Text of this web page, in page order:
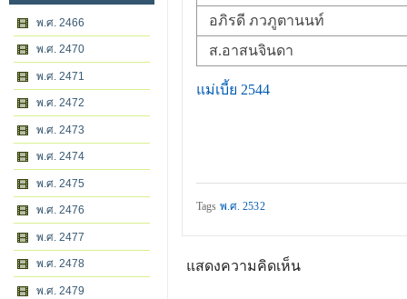
พ.ศ. 2466
พ.ศ. 2470
พ.ศ. 2471
พ.ศ. 2472
พ.ศ. 2473
พ.ศ. 2474
พ.ศ. 2475
พ.ศ. 2476
พ.ศ. 2477
พ.ศ. 2478
พ.ศ. 2479
อภิรดี ภวภูตานนท์
ส.อาสนจินดา
แม่เบี้ย 2544
Tags พ.ศ. 2532
แสดงความคิดเห็น